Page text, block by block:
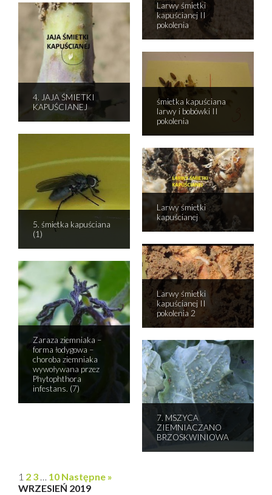
Larwy śmietki
kapuścianej II
pokolenia
4. JAJA ŚMIETKI
KAPUŚCIANEJ
śmietka kapuściana
larwy i bobówki II
pokolenia
5. śmietka kapuściana
(1)
Larwy śmietki
kapuścianej
Larwy śmietki
kapuścianej II
pokolenia 2
Zaraza ziemniaka –
forma łodygowa –
choroba ziemniaka
wywoływana przez
Phytophthora
infestans. (7)
7. MSZYCA
ZIEMNIACZANO
BRZOSKWINIOWA
1 2 3 … 10 Następne »
WRZESIEŃ 2019